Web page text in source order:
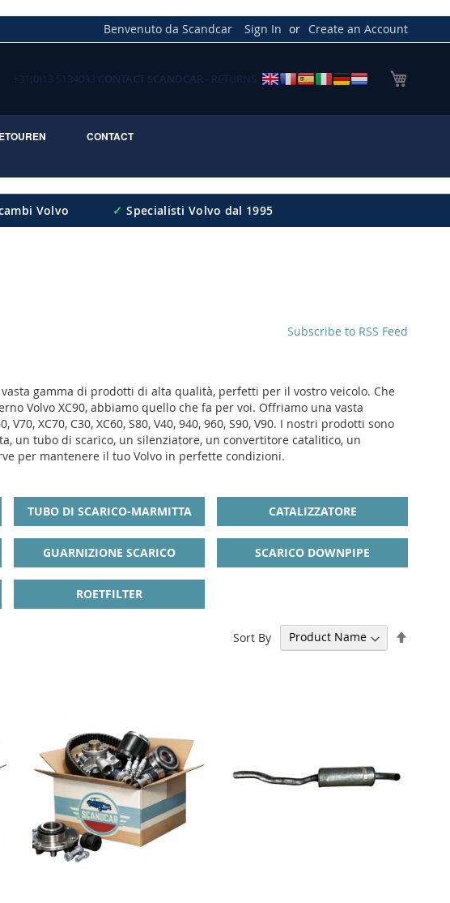
Benvenuto da Scandcar Sign In Create an Account
+31(0)13 5134033 CONTACT SCANDCAR - RETURNS
CONTACT
Volvo ✓ Specialisti Volvo dal 1995
Subscribe to RSS Feed
gamma di prodotti di alta qualità, perfetti per il vostro veicolo. Che
Volvo XC90, abbiamo quello che fa per voi. Offriamo una vasta
XC70, C30, XC60, S80, V40, 940, 960, S90, V90. I nostri prodotti sono
un tubo di scarico, un silenziatore, un convertitore catalitico, un
per mantenere il tuo Volvo in perfette condizioni.
TUBO DI SCARICO-MARMITTA CATALIZZATORE
GUARNIZIONE SCARICO SCARICO DOWNPIPE
ROETFILTER
Sort By